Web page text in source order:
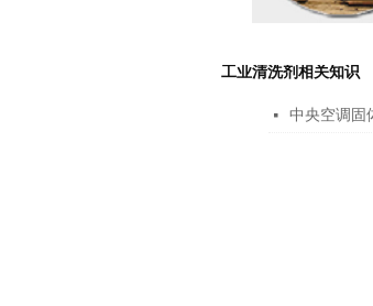
工业清洗剂相关知识
넷 中央空调固